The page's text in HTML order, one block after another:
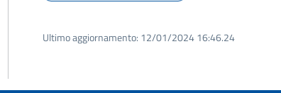
Ultimo aggiornamento: 12/01/2024 16:46.24